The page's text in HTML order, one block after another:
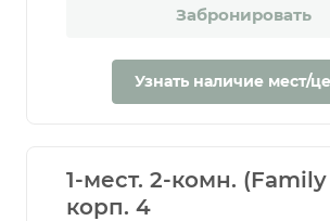
Забронировать
Узнать наличие мест/
1-мест. 2-комн.
корп. 4